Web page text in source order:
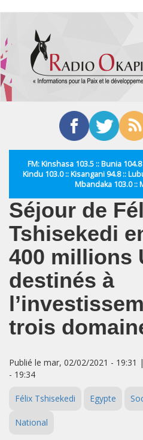
contenu
principal
FM: Kinshasa 103.5 :: Bunia
Kindu 103.0 :: Kisangani 94.8 ::
Mbandaka 103.0 ::
Séjour de
Tshisekedi
400 millions
destinés à
trois
Publié le mar, 02/02/2021 -
- 19:34
Félix Tshisekedi Egypte
National